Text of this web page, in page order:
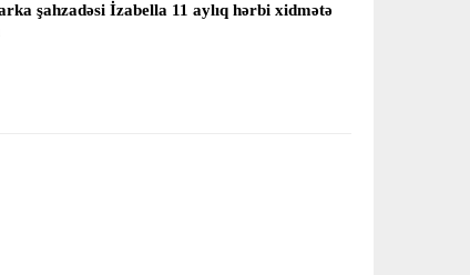
şahzadəsi İzabella 11 aylıq hərbi xidmətə